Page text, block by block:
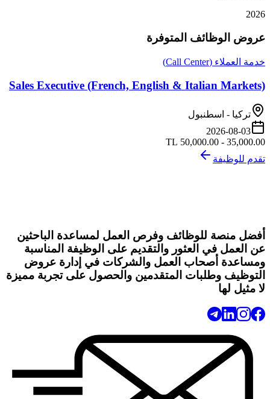
2026
عروض الوظائف المتوفرة
خدمة العملاء (Call Center)
Sales Executive (French, English & Italian Markets)
تركيا - اسطنبول
2026-08-03
35,000.00 - 50,000.00 TL
تقدم للوظيفة
أفضل منصة للوظائف وفرص العمل لمساعدة الباحثين
عن العمل في العثور والتقديم على الوظيفة المناسبة
ومساعدة أصحاب العمل والشركات في إدارة عروض
التوظيف وطلبات المتقدمين والحصول على تجربة مميزة
لا مثيل لها